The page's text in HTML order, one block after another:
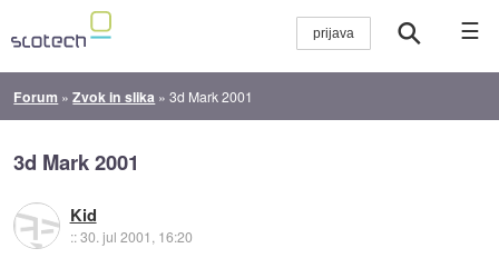
☰
Forum »Zvok in slika »3d Mark 2001
3d Mark 2001
Kid
::30. jul 2001, 16:20